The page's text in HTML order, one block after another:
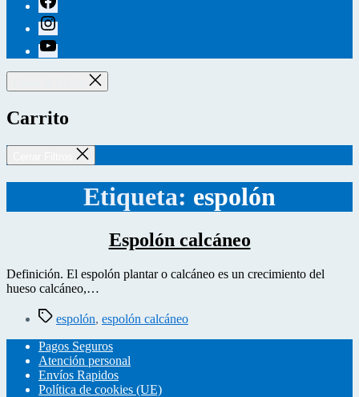
instagram
youtube
Carrito
Etiqueta: espolón
Espolón calcáneo
Definición. El espolón plantar o calcáneo es un crecimiento del
hueso calcáneo,…
Etiquetas
espolón, espolón calcáneo
Pagos Seguros
Atención personal
Envíos Rapidos
Política de cookies (UE)